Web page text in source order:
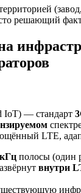
решающий
IoT) — стандарт
LTE,
полосы (один
внутри